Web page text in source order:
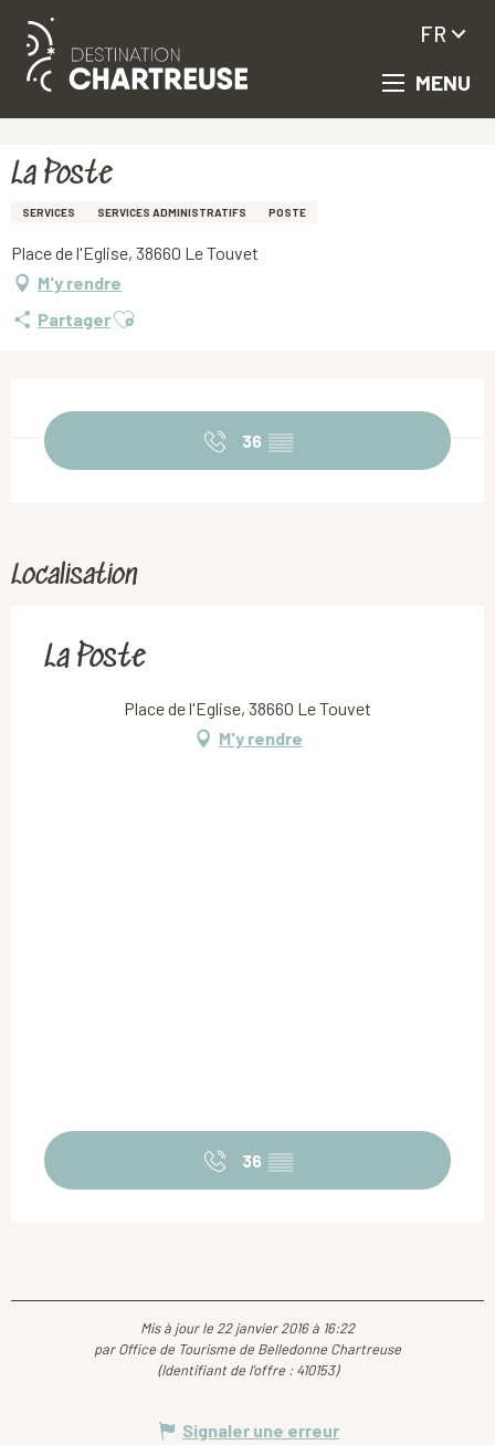
Aller
principal
MENU
FR
La Poste
SERVICES SERVICES ADMINISTRATIFS POSTE
Place de l'Eglise, 38660 Le Touvet
M'y rendre
PartagerAjouter aux favoris
36 ▒▒
Localisation
La Poste
Place de l'Eglise, 38660 Le Touvet
M'y rendre
36 ▒▒
Mis à jour le 22 janvier 2016 à 16:22
par Office de Tourisme de Belledonne Chartreuse
(Identifiant de l'offre : 410153)
Signaler une erreur